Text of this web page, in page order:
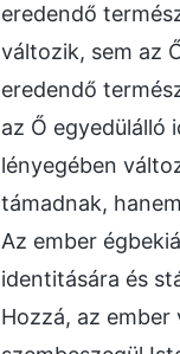
eredendő
változik, sem az
eredendő
az Ő egyedülálló
lényegében
támadnak,
Az ember
identitására és
Hozzá, az ember